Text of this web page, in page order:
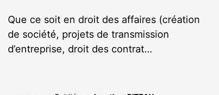
Que ce soit en droit des affaires (création
de société, projets de transmission
d’entreprise, droit des contrat…